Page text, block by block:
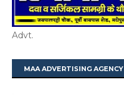
Advt.
MAA ADVERTISING AGENCY